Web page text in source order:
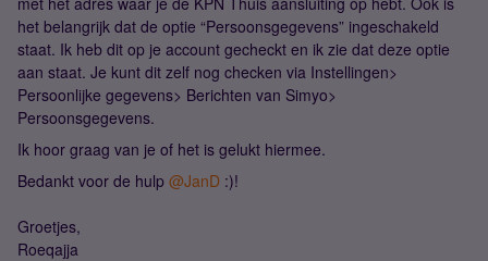
het belangrijk dat de optie “Persoonsgegevens” ingeschakeld
staat. Ik heb dit op je account gecheckt en ik zie dat deze optie
aan staat. Je kunt dit zelf nog checken via Instellingen>
Persoonlijke gegevens> Berichten van Simyo>
Persoonsgegevens.
Ik hoor graag van je of het is gelukt hiermee.
Bedankt voor de hulp @JanD :)!
Groetjes,
Roeqajja